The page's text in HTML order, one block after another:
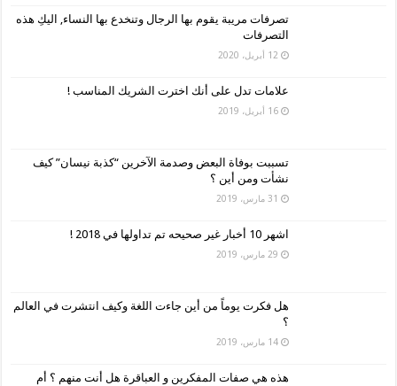
تصرفات مريبة يقوم بها الرجال وتنخدع بها النساء, اليكِ هذه
التصرفات
12 أبريل، 2020
علامات تدل على أنك اخترت الشريك المناسب !
16 أبريل، 2019
تسببت بوفاة البعض وصدمة الآخرين “كذبة نيسان” كيف
نشأت ومن أين ؟
31 مارس، 2019
اشهر 10 أخبار غير صحيحه تم تداولها في 2018 !
29 مارس، 2019
هل فكرت يوماً من أين جاءت اللغة وكيف انتشرت في العالم
؟
14 مارس، 2019
هذه هي صفات المفكرين و العباقرة هل أنت منهم ؟ أم